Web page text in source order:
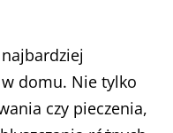
domu. Nie tylko
czy pieczenia,